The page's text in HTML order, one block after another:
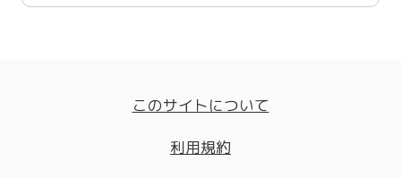
このサイトについて
利用規約